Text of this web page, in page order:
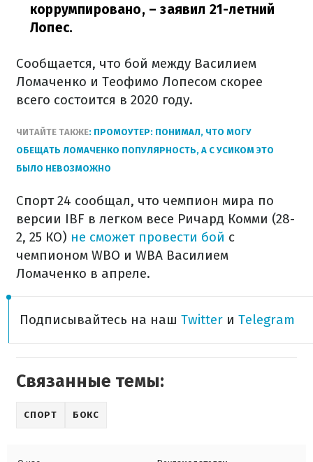
коррумпировано, – заявил 21-летний
Лопес.
Сообщается, что бой между Василием
Ломаченко и Теофимо Лопесом скорее
всего состоится в 2020 году.
ЧИТАЙТЕ ТАКЖЕ: ПРОМОУТЕР: ПОНИМАЛ, ЧТО МОГУ
ОБЕЩАТЬ ЛОМАЧЕНКО ПОПУЛЯРНОСТЬ, А С УСИКОМ ЭТО
БЫЛО НЕВОЗМОЖНО
Спорт 24 сообщал, что чемпион мира по
версии IBF в легком весе Ричард Комми (28-
2, 25 КО) не сможет провести бой с
чемпионом WBO и WBA Василием
Ломаченко в апреле.
Подписывайтесь на наш Twitter и Telegram
Связанные темы:
СПОРТ БОКС